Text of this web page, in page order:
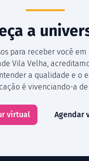
a
para receber você
Vila Velha,
a qualidade e o
é vivenciando-a
virtual Agendar